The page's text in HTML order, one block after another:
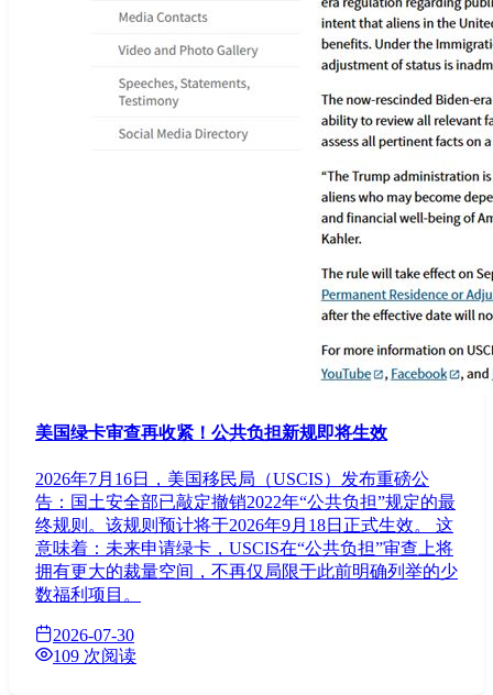
美国绿卡审查再收紧！公共负担新规即将生效
2026年7月16日，美国移民局（USCIS）发布重磅公
告：国土安全部已敲定撤销2022年“公共负担”规定的最
终规则。该规则预计将于2026年9月18日正式生效。 这
意味着：未来申请绿卡，USCIS在“公共负担”审查上将
拥有更大的裁量空间，不再仅局限于此前明确列举的少
数福利项目。
2026-07-30
109 次阅读